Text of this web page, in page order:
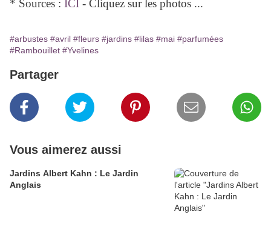
* Sources : ICI - Cliquez sur les photos ...
#arbustes #avril #fleurs #jardins #lilas #mai #parfumées
#Rambouillet #Yvelines
Partager
Vous aimerez aussi
Jardins Albert Kahn : Le Jardin
Anglais